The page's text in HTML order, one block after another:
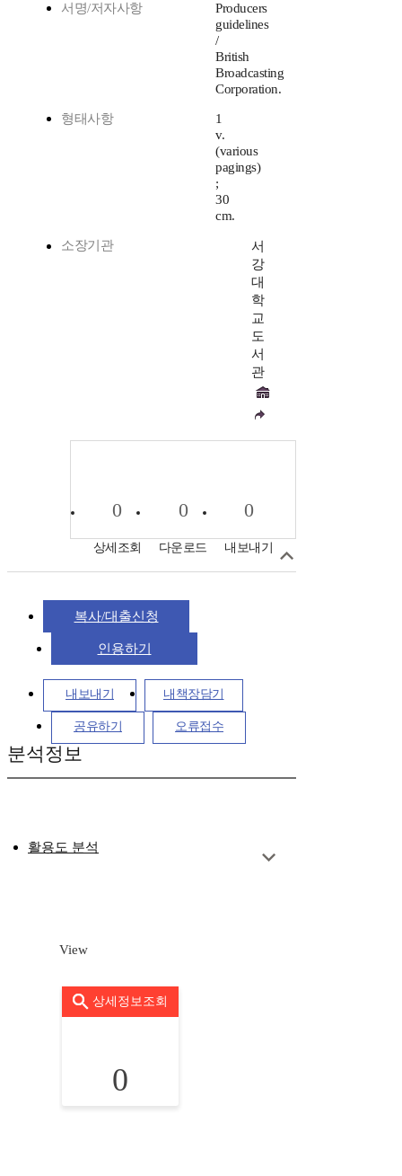
서명/저자사항
Producers
guidelines
/
British
Broadcasting
Corporation.
형태사항
1
v.
(various
pagings)
;
30
cm.
소장기관
서
강
대
학
교
도
서
관
0
상세조회
0
다운로드
0
내보내기
복사/대출신청
인용하기
내보내기 내책장담기
공유하기 오류접수
분석정보
활용도 분석
View
상세정보조회
0